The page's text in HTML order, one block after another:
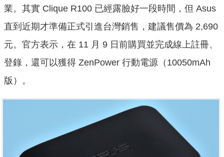
業。其實 Clique R100 已經露臉好一段時間，但 Asus
直到近期才準備正式引進台灣銷售，建議售價為 2,690
元。官方表示，在 11 月 9 日前購買並完成線上註冊、
登錄，還可以獲得 ZenPower 行動電源（10050mAh
版）。